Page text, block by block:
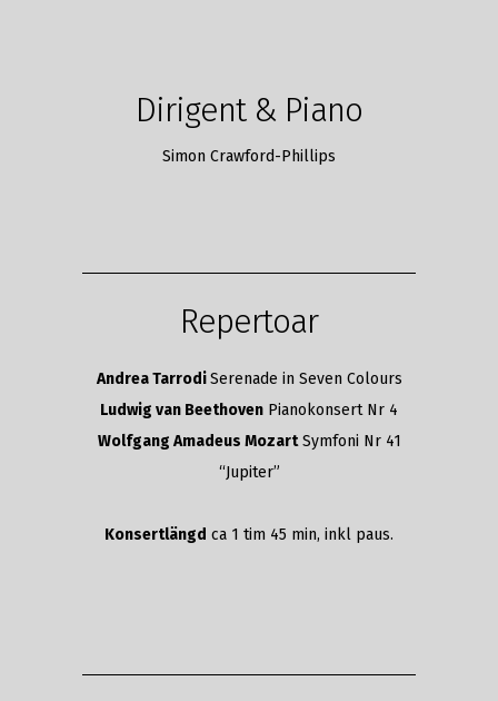
Dirigent & Piano
Simon Crawford-Phillips
Repertoar
Andrea TarrodiSerenade in Seven Colours
Ludwig van Beethoven Pianokonsert Nr 4
Wolfgang Amadeus MozartSymfoni Nr 41
“Jupiter”
Konsertlängd ca 1 tim 45 min, inkl paus.